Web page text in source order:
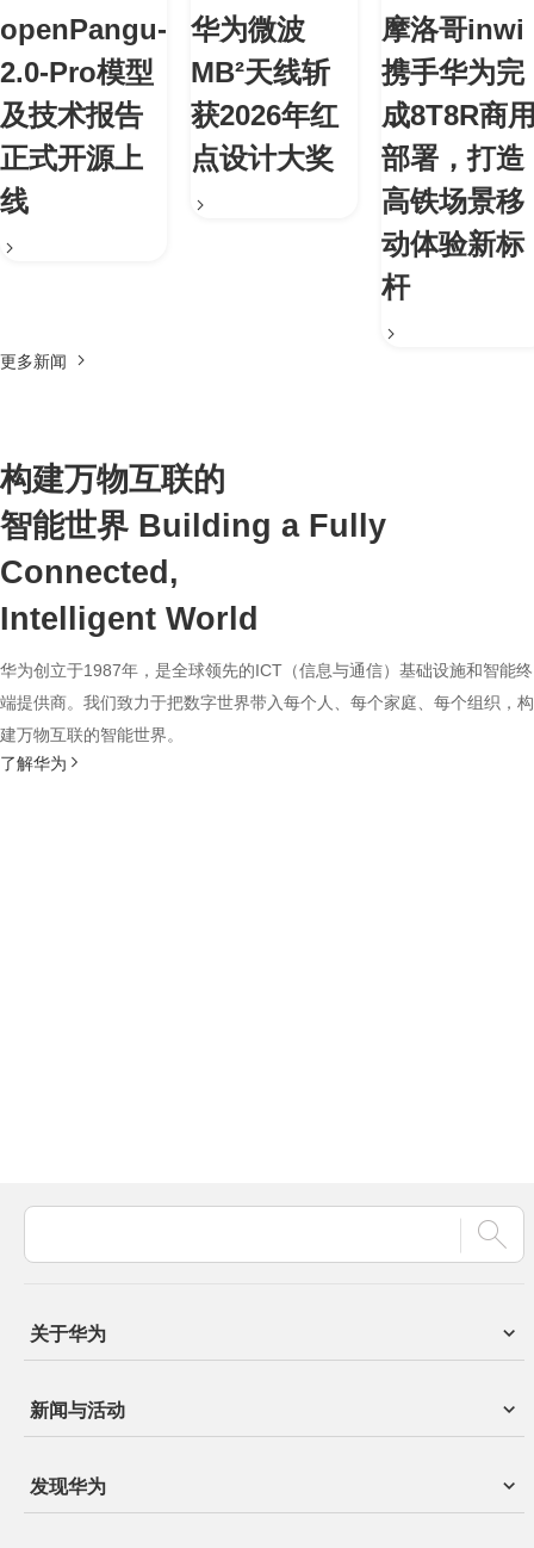
openPangu-
2.0-Pro模型
及技术报告
正式开源上
线
华为微波
MB²天线斩
获2026年红
点设计大奖
摩洛哥inwi
携手华为完
成8T8R商
部署，打造
高铁场景移
动体验新标
杆
更多新闻
构建万物互联的
智能世界 Building a Fully
Connected,
Intelligent World
华为创立于1987年，是全球领先的ICT（信息与通信）基础设施和智能终
端提供商。我们致力于把数字世界带入每个人、每个家庭、每个组织，构
建万物互联的智能世界。
了解华为
关于华为
新闻与活动
发现华为